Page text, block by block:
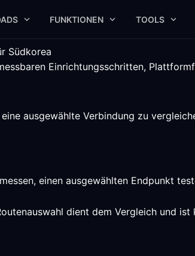
FUNKTIONEN TOOLS
Südkorea
Einrichtungsschritten,
ausgewählte Verbindung zu
einen ausgewählten Endpunkt
dient dem Vergleich und